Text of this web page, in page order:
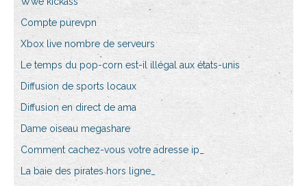
Compte purevpn
Xbox live nombre de serveurs
Le temps du pop-corn est-il illégal aux états-unis
Diffusion de sports locaux
Diffusion en direct de ama
Dame oiseau megashare
Comment cachez-vous votre adresse ip_
La baie des pirates hors ligne_